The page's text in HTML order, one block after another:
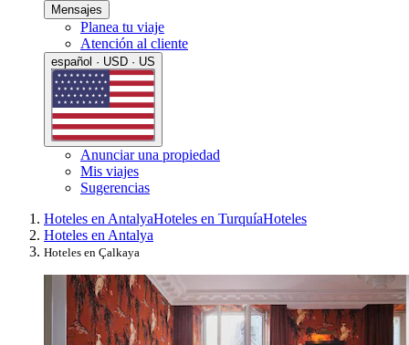
Mensajes
Planea tu viaje
Atención al cliente
español · USD · US
Anunciar una propiedad
Mis viajes
Sugerencias
Hoteles en AntalyaHoteles en TurquíaHoteles
Hoteles en Antalya
Hoteles en Çalkaya